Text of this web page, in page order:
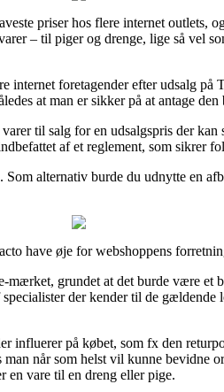
priser hos flere internet outlets,
– til piger og drenge, lige så vel
internet foretagender efter udsalg
at man er sikker på at antage den
til salg for en udsalgspris der
af et reglement, som sikrer
alternativ burde du udnytte en
have øje for webshoppens
mærket, grundet at det burde være et
der kender til de
influerer på købet, som fx den
man når som helst vil kunne
vare til en dreng eller pige.